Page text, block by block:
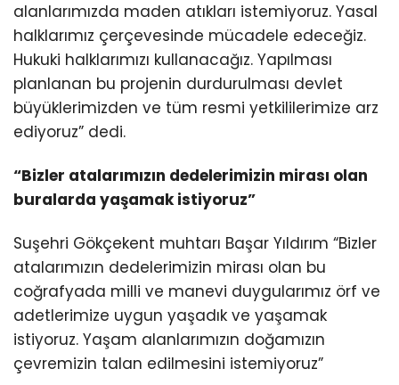
alanlarımızda maden atıkları istemiyoruz. Yasal
halklarımız çerçevesinde mücadele edeceğiz.
Hukuki halklarımızı kullanacağız. Yapılması
planlanan bu projenin durdurulması devlet
büyüklerimizden ve tüm resmi yetkililerimize arz
ediyoruz” dedi.
“Bizler atalarımızın dedelerimizin mirası olan
buralarda yaşamak istiyoruz”
Suşehri Gökçekent muhtarı Başar Yıldırım “Bizler
atalarımızın dedelerimizin mirası olan bu
coğrafyada milli ve manevi duygularımız örf ve
adetlerimize uygun yaşadık ve yaşamak
istiyoruz. Yaşam alanlarımızın doğamızın
çevremizin talan edilmesini istemiyoruz”